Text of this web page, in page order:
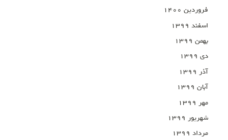
فروردین ۱۴۰۰
اسفند ۱۳۹۹
بهمن ۱۳۹۹
دی ۱۳۹۹
آذر ۱۳۹۹
آبان ۱۳۹۹
مهر ۱۳۹۹
شهریور ۱۳۹۹
مرداد ۱۳۹۹